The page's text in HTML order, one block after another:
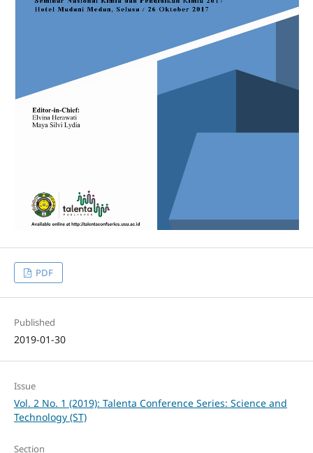
PDF
Published
2019-01-30
Issue
Vol. 2 No. 1 (2019): Talenta Conference Series: Science and
Technology (ST)
Section